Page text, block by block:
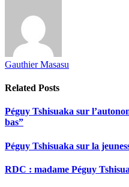
Gauthier Masasu
Related Posts
Péguy Tshisuaka sur
bas”
Péguy Tshisuaka sur la
RDC : madame Péguy